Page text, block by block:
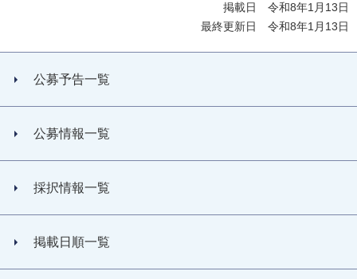
掲載日 令和8年1月13日
最終更新日 令和8年1月13日
公募予告一覧
公募情報一覧
採択情報一覧
掲載日順一覧